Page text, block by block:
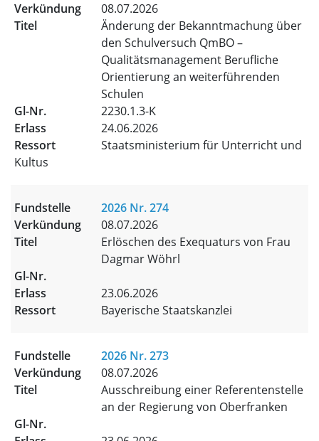
08.07.2026
Änderung der Bekanntmachung über
den Schulversuch QmBO –
Qualitätsmanagement Berufliche
Orientierung an weiterführenden
Schulen
2230.1.3-K
24.06.2026
Staatsministerium für Unterricht und
Kultus
2026 Nr. 274
08.07.2026
Erlöschen des Exequaturs von Frau
Dagmar Wöhrl
23.06.2026
Bayerische Staatskanzlei
2026 Nr. 273
08.07.2026
Ausschreibung einer Referentenstelle
an der Regierung von Oberfranken